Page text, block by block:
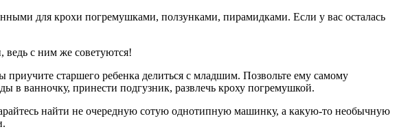
для крохи погремушками, ползунками, пирамидками. Если у вас осталась
ведь с ним же советуются!
старшего ребенка делиться с младшим. Позвольте ему самому
в ванночку, принести подгузник, развлечь кроху погремушкой.
найти не очередную сотую однотипную машинку, а какую-то необычную